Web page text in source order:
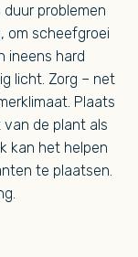
problemen
om scheefgroei
ineens hard
licht. Zorg – net
Plaats
de plant als
kan het helpen
te plaatsen.